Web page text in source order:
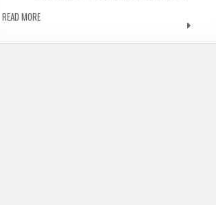
READ MOREหุบเขาดาวเหนือ NORTH STAR VALLEY | นอนเต๊นท์